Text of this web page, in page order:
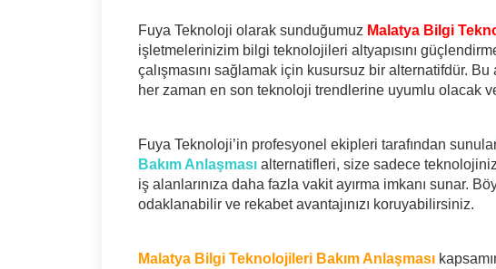
Fuya Teknoloji olarak sunduğumuz Malatya Bilgi
işletmelerinizim bilgi teknolojileri altyapısını
çalışmasını sağlamak için kusursuz bir alternatifdür.
her zaman en son teknoloji trendlerine uyumlu olacak
Fuya Teknoloji’in profesyonel ekipleri tarafından
Bakım Anlaşması alternatifleri, size sadece
iş alanlarınıza daha fazla vakit ayırma imkanı sunar.
odaklanabilir ve rekabet avantajınızı koruyabilirsiniz.
Malatya Bilgi Teknolojileri Bakım Anlaşması